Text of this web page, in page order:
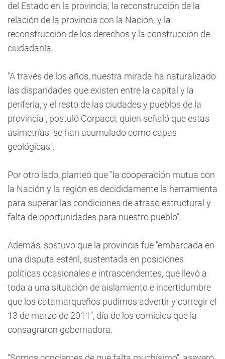
del Estado en la provincia; la reconstrucción de la
relación de la provincia con la Nación; y la
reconstrucción de los derechos y la construcción de
ciudadanía.
"A través de los años, nuestra mirada ha naturalizado
las disparidades que existen entre la capital y la
periferia, y el resto de las ciudades y pueblos de la
provincia", postuló Corpacci, quien señaló que estas
asimetrías "se han acumulado como capas
geológicas".
Por otro lado, planteó que "la cooperación mutua con
la Nación y la región es decididamente la herramienta
para superar las condiciones de atraso estructural y
falta de oportunidades para nuestro pueblo".
Además, sostuvo que la provincia fue "embarcada en
una disputa estéril, sustentada en posiciones
políticas ocasionales e intrascendentes, que llevó a
toda a una situación de aislamiento e incertidumbre
que los catamarqueños pudimos advertir y corregir el
13 de marzo de 2011", día de los comicios que la
consagraron gobernadora.